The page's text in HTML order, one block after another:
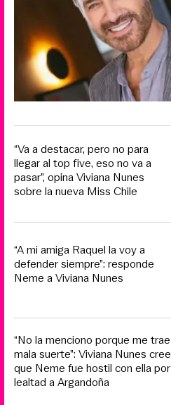
“Va a destacar, pero no para
llegar al top five, eso no va a
pasar”, opina Viviana Nunes
sobre la nueva Miss Chile
“A mi amiga Raquel la voy a
defender siempre”: responde
Neme a Viviana Nunes
“No la menciono porque me trae
mala suerte”: Viviana Nunes cree
que Neme fue hostil con ella por
lealtad a Argandoña